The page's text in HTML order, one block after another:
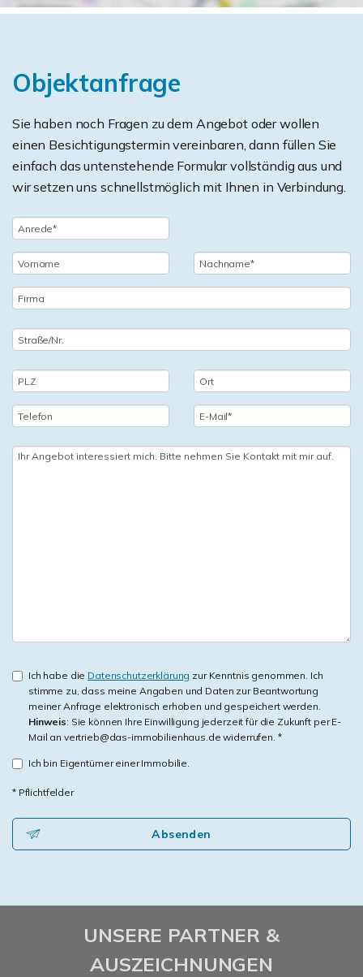
Objektanfrage
Sie haben noch Fragen zu dem Angebot oder wollen
einen Besichtigungstermin vereinbaren, dann füllen Sie
einfach das untenstehende Formular vollständig aus und
wir setzen uns schnellstmöglich mit Ihnen in Verbindung.
Ich habe die Datenschutzerklärung zur Kenntnis genommen. Ich
stimme zu, dass meine Angaben und Daten zur Beantwortung
meiner Anfrage elektronisch erhoben und gespeichert werden.
Hinweis: Sie können Ihre Einwilligung jederzeit für die Zukunft per E-
Mail an vertrieb@das-immobilienhaus.de widerrufen. *
Ich bin Eigentümer einer Immobilie.
* Pflichtfelder
Absenden
UNSERE PARTNER &
AUSZEICHNUNGEN